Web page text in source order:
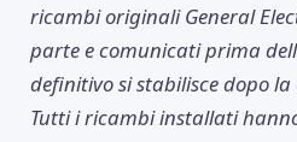
ricambi originali General
parte e comunicati prima
definitivo si stabilisce dopo
Tutti i ricambi installati